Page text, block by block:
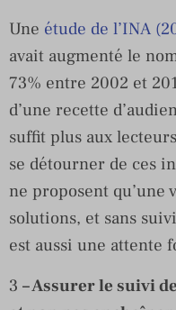
Une étude de l’INA
avait augmenté le
73% entre 2002 et
d’une recette
suffit plus aux
se détourner de ces
ne proposent qu’une
solutions, et sans
est aussi une attente
3 – Assurer le suivi